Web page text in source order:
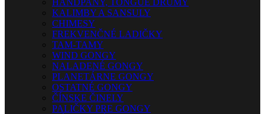
HANDPANY, TONGUE DRUMY
KALIMBY A SANSULY
CHIMESY
FREKVENČNÉ LADIČKY
TAM-TAMY
WIND GONGY
NALADENÉ GONGY
PLANETÁRNE GONGY
OSTATNÉ GONGY
ČÍNSKE ČINELY
PALIČKY PRE GONGY